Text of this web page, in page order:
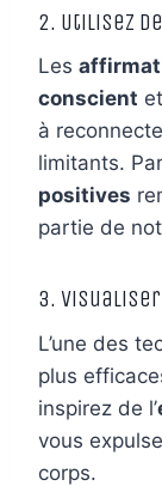
2. Utilisez
Les
conscient
à
limitants.
positives
partie de
3. visualiser
L’une des
plus
inspirez de l’
vous
corps.